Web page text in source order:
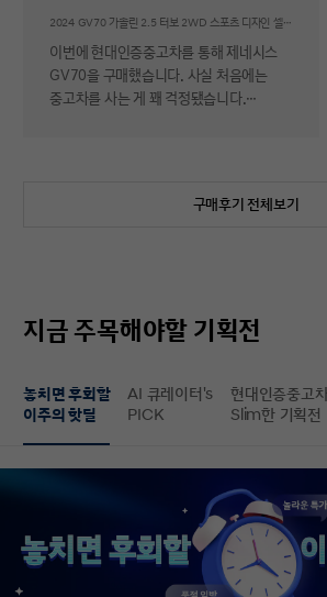
2024 GV70 가솔린 2.5 터보 2WD 스포츠 디자인 셀렉션Ⅱ
이번에 현대인증중고차를 통해 제네시스
GV70을 구매했습니다. 사실 처음에는
중고차를 사는 게 꽤 걱정됐습니다.
보면 예상과 달라서 후회했다는 이야기도
제공돼서 불안감이 많이 줄었다는
상태가 더 좋아서 만족도가 높았습니다.
중고차지만 관리가 잘 된 차량이라는
느낌이 확실히 들었습니다. 무엇보다
좋았던 건 ‘중고차인데도 걱정이 거의
없었다’는 점입니다. 차를 잘 모르는 사람
입장에서는 어디를 봐야 할지부터
막막한데, 그런 부담이 많이 줄었습니다.
온라인으로 비교하고 구매까지 진행할 수
있어서 시간적으로도 편했고, 직장인
구매후기 전체보기
지금 주목해야할 기획전
놓치면 후회할
이주의 핫딜
AI 큐레이터's
PICK
현대인증중고
Slim한 기획전